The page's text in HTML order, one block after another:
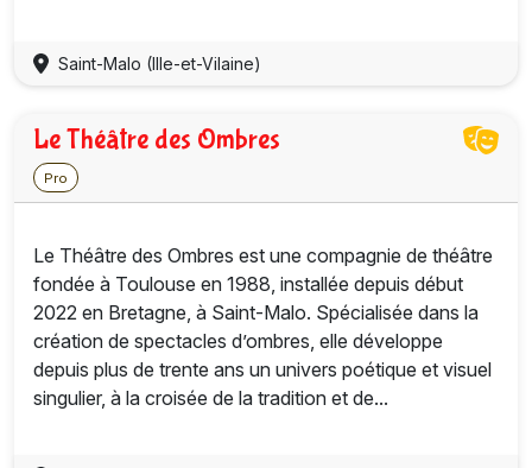
Saint-Malo (Ille-et-Vilaine)
Le Théâtre des Ombres
Pro
Le Théâtre des Ombres est une compagnie de théâtre
fondée à Toulouse en 1988, installée depuis début
2022 en Bretagne, à Saint-Malo. Spécialisée dans la
création de spectacles d’ombres, elle développe
depuis plus de trente ans un univers poétique et visuel
singulier, à la croisée de la tradition et de...